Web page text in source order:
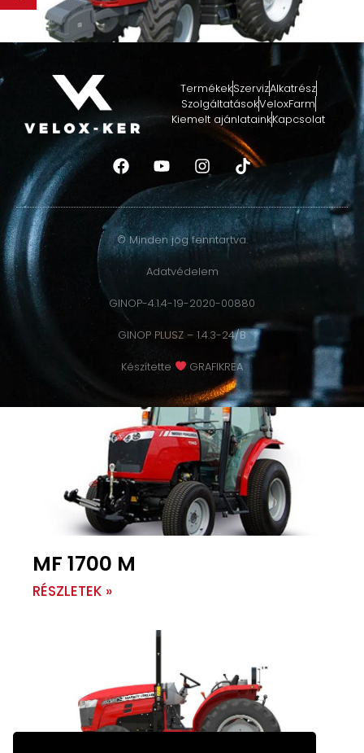
MF 4700 M
RÉSZLETEK »
MF 3 SPECIAL
MF 1700 M
RÉSZLETEK »
TermékekSzervizAlkatrész
SzolgáltatásokVeloxFarm
Kiemelt ajánlatainkKapcsolat
© Minden jog fenntartva.
Adatvédelem
GINOP-4.1.4-19-2020-00880
GINOP PLUSZ – 1.4.3-24/B
Készítette GRAFIKREA